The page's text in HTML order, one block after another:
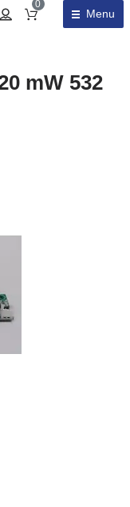
Obsah košíku
0
Menu
mW 532